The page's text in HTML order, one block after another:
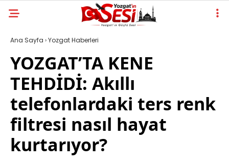
Ana Sayfa ›Yozgat Haberleri
YOZGAT’TA KENE
TEHDİDİ: Akıllı
telefonlardaki ters renk
filtresi nasıl hayat
kurtarıyor?